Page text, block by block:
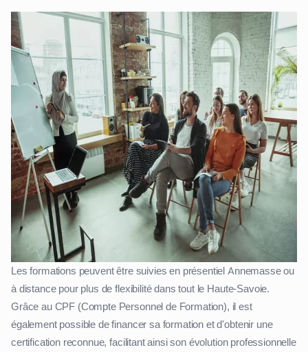
Les formations peuvent être suivies en présentiel Annemasse ou
à distance pour plus de flexibilité dans tout le Haute-Savoie.
Grâce au CPF (Compte Personnel de Formation), il est
également possible de financer sa formation et d'obtenir une
certification reconnue, facilitant ainsi son évolution professionnelle